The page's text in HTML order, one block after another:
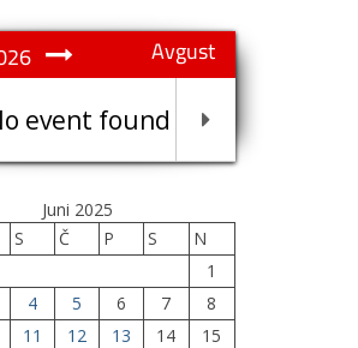
Avgust
event found
Juni 2025
S Č P S
N
1
4 5 6 7
8
11 12 13 14
15